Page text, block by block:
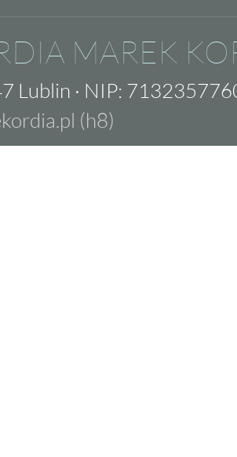
MAREK
Lublin · NIP:
(h8)